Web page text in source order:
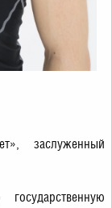
заслуженный